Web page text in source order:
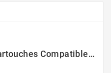
Pack 2 Cartouches Compatible Avec HP 301 XL Noir Et Couleur